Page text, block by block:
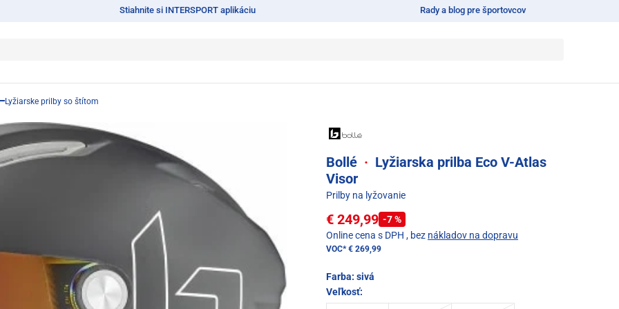
Stiahnite si INTERSPORT aplikáciu Rady a blog pre športovcov
Lyžiarske prilby so štítom
Bollé · Lyžiarska prilba Eco V-Atlas
Visor
Prilby na lyžovanie
€ 249,99 -7 %
Online cena s DPH , bez nákladov na dopravu
VOC*€ 269,99
Farba: sivá
Veľkosť: